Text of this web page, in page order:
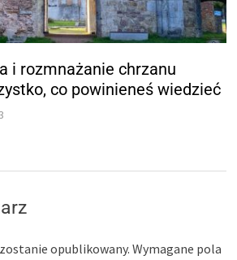
i rozmnażanie chrzanu
co powinieneś wiedzieć
opublikowany. Wymagane pola